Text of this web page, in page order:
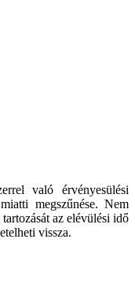
való érvényesülési
megszűnése. Nem
az elévülési idő
vissza.